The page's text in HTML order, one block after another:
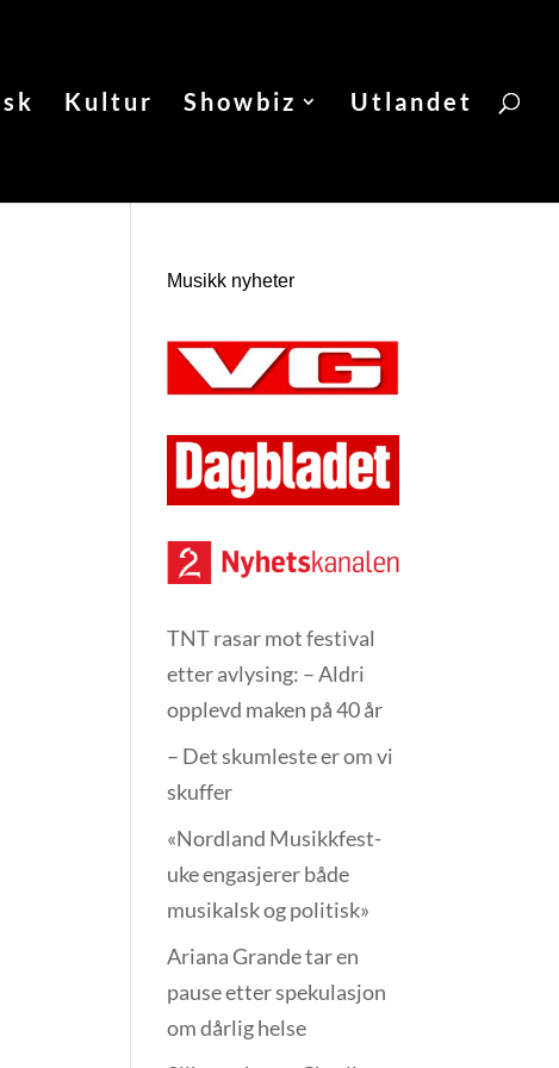
Kultur Showbiz Utlandet
Musikk nyheter
TNT rasar mot festival
etter avlysing: – Aldri
opplevd maken på 40 år
– Det skumleste er om vi
skuffer
«Nordland Musikkfest­
uke engasjerer både
musikalsk og politisk»
Ariana Grande tar en
pause etter spekulasjon
om dårlig helse